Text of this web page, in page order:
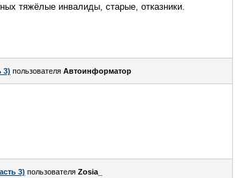
тяжёлые инвалиды, старые, отказники.
3) пользователя Автоинформатор
3) пользователя Zosia_